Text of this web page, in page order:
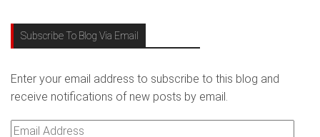
Subscribe To Blog Via Email
Enter your email address to subscribe to this blog and
receive notifications of new posts by email.
Email